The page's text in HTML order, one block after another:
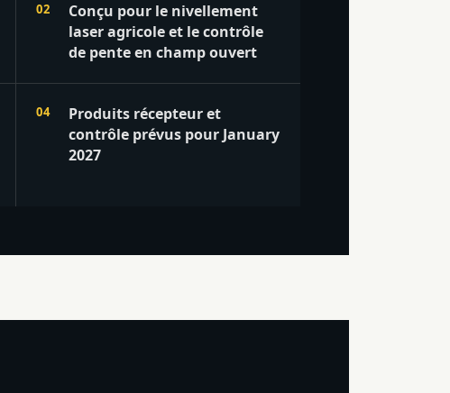
Conçu pour le nivellement
laser agricole et le contrôle
de pente en champ ouvert
Produits récepteur et
contrôle prévus pour January
2027